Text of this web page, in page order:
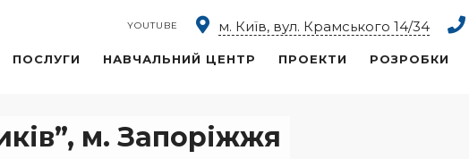
YOUTUBE м. Київ, вул. Крамського 14/34
ПОСЛУГИ НАВЧАЛЬНИЙ ЦЕНТР ПРОЕКТИ РОЗРОБКИ
м. Запоріжжя